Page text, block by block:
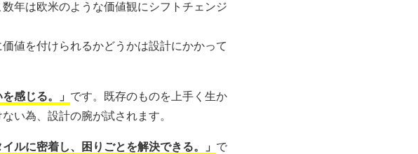
年は欧米のような価値観にシフトチェンジ
値を付けられるかどうかは設計にかかって
感じる。」 です。既存のものを上手く生か
い為、設計の腕が試されます。
イルに密着し、困りごとを解決できる。」 で